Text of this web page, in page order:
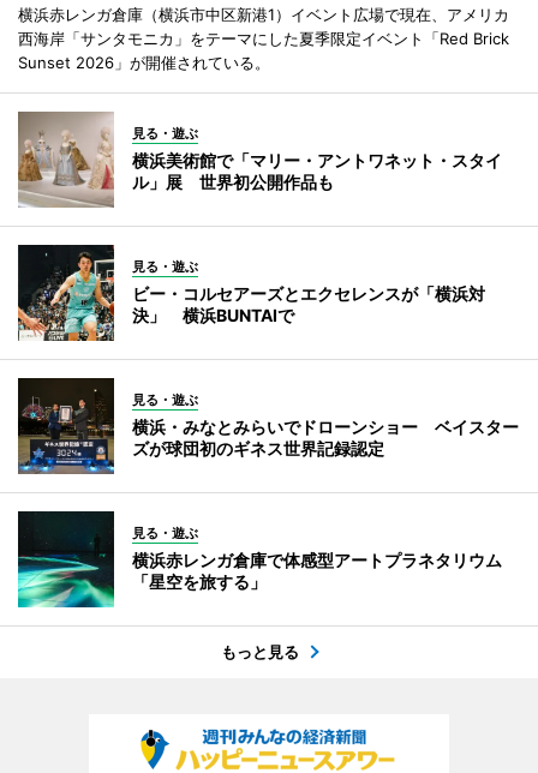
横浜赤レンガ倉庫（横浜市中区新港1）イベント広場で現在、アメリカ
西海岸「サンタモニカ」をテーマにした夏季限定イベント「Red Brick
Sunset 2026」が開催されている。
見る・遊ぶ
横浜美術館で「マリー・アントワネット・スタイ
ル」展 世界初公開作品も
見る・遊ぶ
ビー・コルセアーズとエクセレンスが「横浜対
決」 横浜BUNTAIで
見る・遊ぶ
横浜・みなとみらいでドローンショー ベイスター
ズが球団初のギネス世界記録認定
見る・遊ぶ
横浜赤レンガ倉庫で体感型アートプラネタリウム
「星空を旅する」
もっと見る